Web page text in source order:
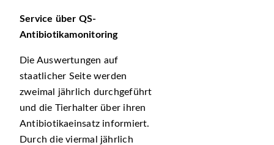
Service über QS-
Antibiotikamonitoring
Die Auswertungen auf
staatlicher Seite werden
zweimal jährlich durchgeführt
und die Tierhalter über ihren
Antibiotikaeinsatz informiert.
Durch die viermal jährlich